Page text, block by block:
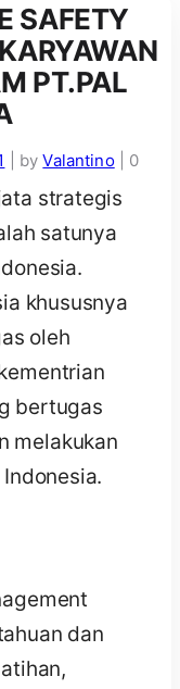
SAFETY
PT.PAL
byValantino 0
strategis
satunya
khususnya
oleh
bertugas
melakukan
dan